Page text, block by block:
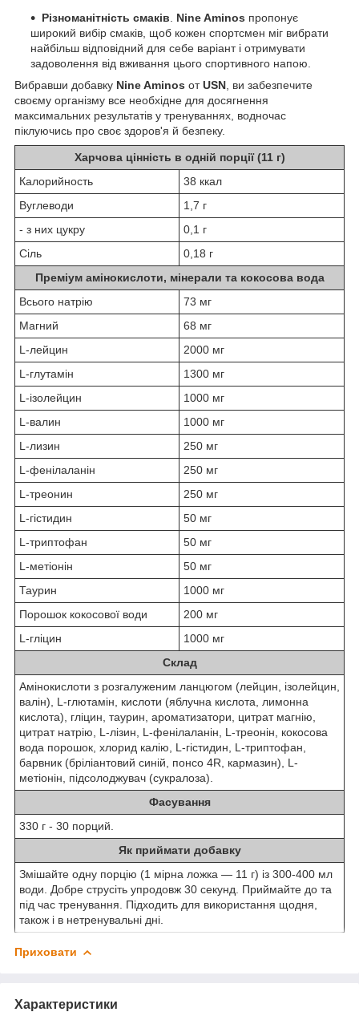
Різноманітність смаків
Nine Aminos пропонує
широкий вибір смаків, щоб кожен спортсмен міг вибрати
найбільш відповідний для себе варіант і отримувати
задоволення від вживання цього спортивного напою.
Вибравши добавку Nine Aminos отUSN , ви забезпечите
своєму організму все необхідне для досягнення
максимальних результатів у тренуваннях, водночас
піклуючись про своє здоров'я й безпеку.
Харчова цінність в одній порції (11 г)
Калорийность
38 ккал
Вуглеводи
1,7 г
- з них цукру
0,1 г
Сіль
0,18 г
Преміум амінокислоти, мінерали та кокосова вода
Всього натрію
73 мг
Магний
68 мг
L-лейцин
2000 мг
L-глутамін
1300 мг
L-ізолейцин
1000 мг
L-валин
1000 мг
L-лизин
250 мг
L-фенілаланін
250 мг
L-треонин
250 мг
L-гістидин
50 мг
L-триптофан
50 мг
L-метіонін
50 мг
Таурин
1000 мг
Порошок кокосової води
200 мг
L-гліцин
1000 мг
Склад
Амінокислоти з розгалуженим ланцюгом (лейцин, ізолейцин,
валін), L-глютамін, кислоти (яблучна кислота, лимонна
кислота), гліцин, таурин, ароматизатори, цитрат магнію,
цитрат натрію, L-лізин, L-фенілаланін, L-треонін, кокосова
вода порошок, хлорид калію, L-гістидин, L-триптофан,
барвник (бріліантовий синій, понсо 4R, кармазин), L-
метіонін, підсолоджувач (сукралоза).
Фасування
330 г - 30 порций.
Як приймати добавку
Змішайте одну порцію (1 мірна ложка — 11 г) із 300-400 мл
води. Добре струсіть упродовж 30 секунд. Приймайте до та
під час тренування. Підходить для використання щодня,
також і в нетренувальні дні.
Приховати
Характеристики